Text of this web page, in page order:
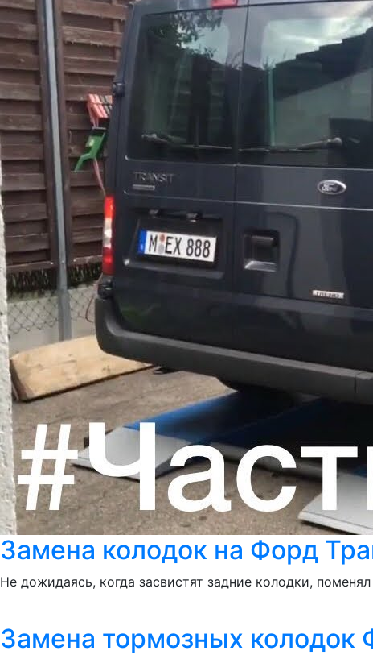
Замена колодок на Форд
Не дожидаясь, когда засвистят задние колодки,
Замена тормозных колодок